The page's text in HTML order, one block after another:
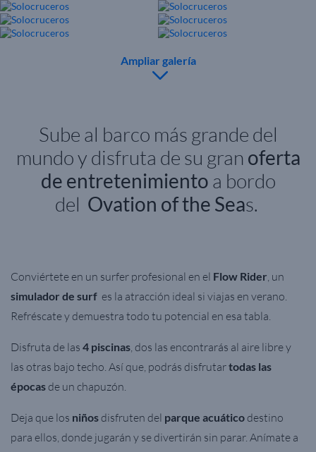
Ampliar galería
Sube al barco más grande del
mundo y disfruta de su gran oferta
de entretenimiento a bordo
del Ovation of the Seas.
Conviértete en un surfer profesional en el Flow Rider, un
simulador de surf es la atracción ideal si viajas en verano.
Refréscate y demuestra todo tu potencial en esa tabla.
Disfruta de las 4 piscinas, dos las encontrarás al aire libre y
las otras bajo techo. Así que, podrás disfrutartodas las
épocasde un chapuzón.
Deja que los niñosdisfruten del parque acuáticodestino
para ellos, donde jugarán y se divertirán sin parar. Anímate a